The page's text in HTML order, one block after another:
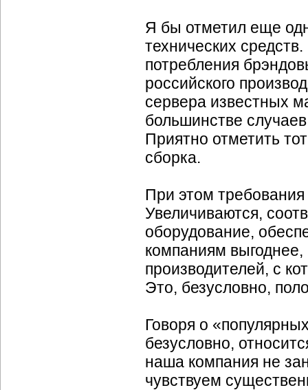
Я бы отметил еще
технических
потребления
российского
сервера известных
большинстве
Приятно отметить
сборка.
При этом
Увеличиваются,
оборудование,
компаниям
производителей, с
Это, безусловно,
Говоря о
безусловно,
наша компания не
чувствуем